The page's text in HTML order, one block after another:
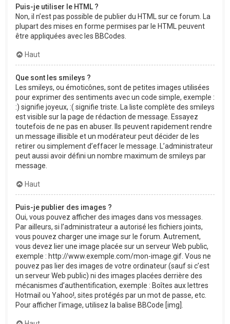
Puis-je utiliser le HTML ?
Non, il n’est pas possible de publier du HTML sur ce forum. La
plupart des mises en forme permises par le HTML peuvent
être appliquées avec les BBCodes.
Haut
Que sont les smileys ?
Les smileys, ou émoticônes, sont de petites images utilisées
pour exprimer des sentiments avec un code simple, exemple :
:) signifie joyeux, :( signifie triste. La liste complète des smileys
est visible sur la page de rédaction de message. Essayez
toutefois de ne pas en abuser. Ils peuvent rapidement rendre
un message illisible et un modérateur peut décider de les
retirer ou simplement d’effacer le message. L’administrateur
peut aussi avoir défini un nombre maximum de smileys par
message.
Haut
Puis-je publier des images ?
Oui, vous pouvez afficher des images dans vos messages.
Par ailleurs, si l’administrateur a autorisé les fichiers joints,
vous pouvez charger une image sur le forum. Autrement,
vous devez lier une image placée sur un serveur Web public,
exemple : http://www.exemple.com/mon-image.gif. Vous ne
pouvez pas lier des images de votre ordinateur (sauf si c’est
un serveur Web public) ni des images placées derrière des
mécanismes d’authentification, exemple : Boîtes aux lettres
Hotmail ou Yahoo!, sites protégés par un mot de passe, etc.
Pour afficher l’image, utilisez la balise BBCode [img].